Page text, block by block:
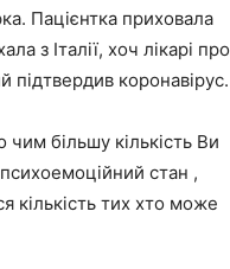
Пацієнтка приховала
з Італії, хоч лікарі про
підтвердив коронавірус.
чим більшу кількість Ви
стан ,
кількість тих хто може